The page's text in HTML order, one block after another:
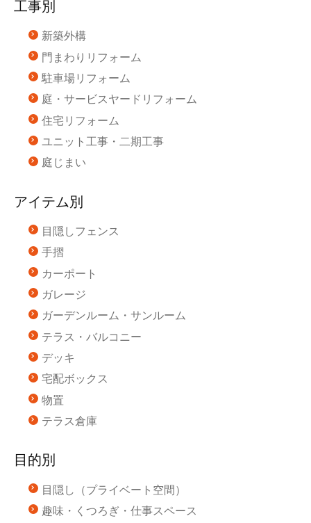
工事別
新築外構
門まわりリフォーム
駐車場リフォーム
庭・サービスヤードリフォーム
住宅リフォーム
ユニット工事・二期工事
庭じまい
アイテム別
目隠しフェンス
手摺
カーポート
ガレージ
ガーデンルーム・サンルーム
テラス・バルコニー
デッキ
宅配ボックス
物置
テラス倉庫
目的別
目隠し（プライベート空間）
趣味・くつろぎ・仕事スペース